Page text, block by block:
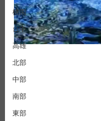
桃園
台中
高雄
北部
中部
南部
東部